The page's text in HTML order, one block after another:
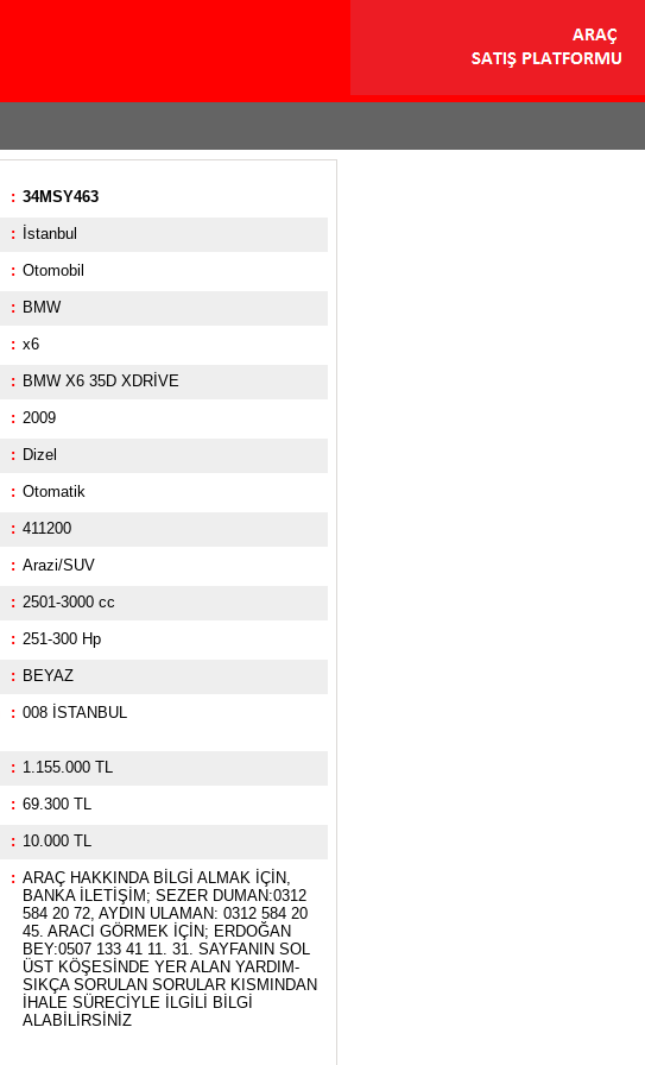
: 34MSY463
: İstanbul
: Otomobil
: BMW
: x6
: BMW X6 35D XDRİVE
: 2009
: Dizel
: Otomatik
: 411200
: Arazi/SUV
: 2501-3000 cc
: 251-300 Hp
: BEYAZ
: 008 İSTANBUL
: 1.155.000 TL
: 69.300 TL
: 10.000 TL
: ARAÇ HAKKINDA BİLGİ ALMAK İÇİN,
BANKA İLETİŞİM; SEZER DUMAN:0312
584 20 72, AYDIN ULAMAN: 0312 584 20
45. ARACI GÖRMEK İÇİN; ERDOĞAN
BEY:0507 133 41 11. 31. SAYFANIN SOL
ÜST KÖŞESİNDE YER ALAN YARDIM-
SIKÇA SORULAN SORULAR KISMINDAN
İHALE SÜRECİYLE İLGİLİ BİLGİ
ALABİLİRSİNİZ